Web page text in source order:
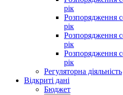
рік
Розпорядження
рік
Розпорядження
рік
Розпорядження
рік
Регуляторна діяльність
Відкриті дані
Бюджет